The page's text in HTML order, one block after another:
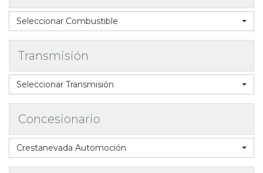
Seleccionar Combustible
Transmisión
Seleccionar Transmisión
Concesionario
Crestanevada Automoción